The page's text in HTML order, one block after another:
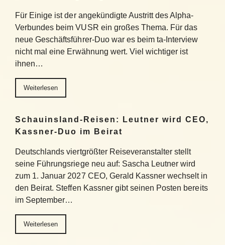
Für Einige ist der angekündigte Austritt des Alpha-
Verbundes beim VUSR ein großes Thema. Für das
neue Geschäftsführer-Duo war es beim ta-Interview
nicht mal eine Erwähnung wert. Viel wichtiger ist
ihnen…
Weiterlesen
Schauinsland-Reisen: Leutner wird CEO,
Kassner-Duo im Beirat
Deutschlands viertgrößter Reiseveranstalter stellt
seine Führungsriege neu auf: Sascha Leutner wird
zum 1. Januar 2027 CEO, Gerald Kassner wechselt in
den Beirat. Steffen Kassner gibt seinen Posten bereits
im September…
Weiterlesen